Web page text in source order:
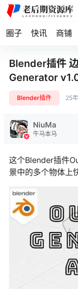
圈子 快讯 商铺
Blender插件
Generator
Blender插件 25
NiuMa
牛马本马
这个Blender插件
景中的多个物体上